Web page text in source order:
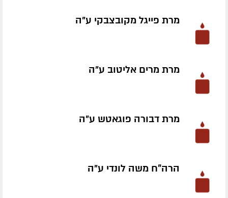
מרת פייגל מקובצבקי ע״ה
מרת מרים אליטוב ע״ה
מרת דבורה פוגאטש ע״ה
הרה"ח משה לונדי ע״ה